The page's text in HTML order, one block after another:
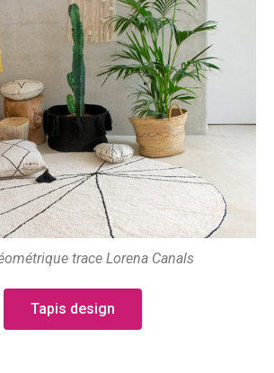
trace Lorena Canals
Tapis design